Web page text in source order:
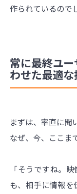
作られているので
常に最終ユ
わせた最適
まずは、率直に聞
なぜ、今、ここま
「そうですね。
も、相手に情報を